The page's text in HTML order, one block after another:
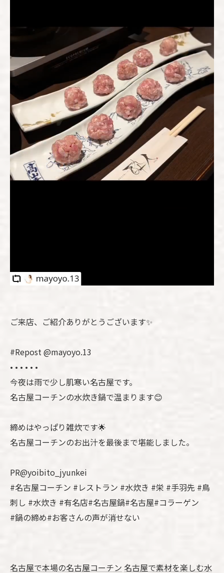
ご来店、ご紹介ありがとうございます✨️
#Repost @mayoyo.13
• • • • • •
今夜は雨で少し肌寒い名古屋です。
名古屋コーチンの水炊き鍋で温まります😊
締めはやっぱり雑炊です🌟
名古屋コーチンのお出汁を最後まで堪能しました。
PR@yoibito_jyunkei
#名古屋コーチン #レストラン #水炊き #栄 #手羽先 #鳥
刺し #水炊き #有名店#名古屋鍋#名古屋#コラーゲン
#鍋の締め#お客さんの声が消せない
名古屋で本場の名古屋コーチン 名古屋で素材を楽しむ水